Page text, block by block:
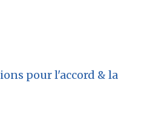
pour l'accord & la